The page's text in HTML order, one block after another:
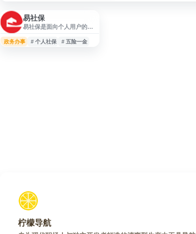
易社保
易社保是面向个人用户的在
供社保代缴、五险一金相关
服务、社保计算器、公积金
政务办事 # 个人社保 # 五险一金
柠檬导航